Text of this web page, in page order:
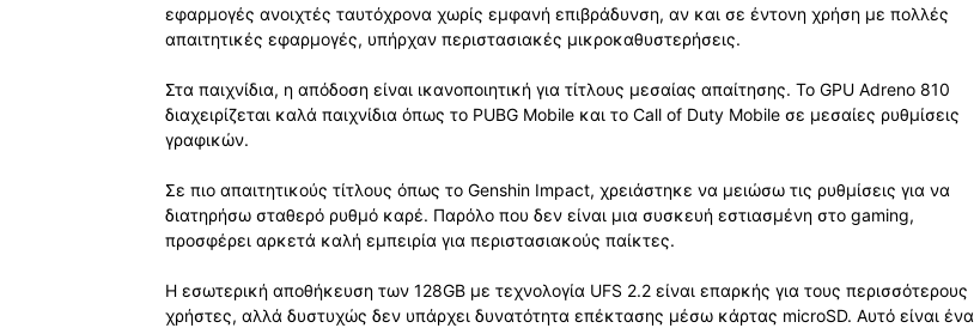
εφαρμογές ανοιχτές ταυτόχρονα χωρίς εμφανή επιβράδυνση, αν και σε έντονη χρήση με πολλές
απαιτητικές εφαρμογές, υπήρχαν περιστασιακές μικροκαθυστερήσεις.
Στα παιχνίδια, η απόδοση είναι ικανοποιητική για τίτλους μεσαίας απαίτησης. Το GPU Adreno 810
διαχειρίζεται καλά παιχνίδια όπως το PUBG Mobile και το Call of Duty Mobile σε μεσαίες ρυθμίσεις
γραφικών.
Σε πιο απαιτητικούς τίτλους όπως το Genshin Impact, χρειάστηκε να μειώσω τις ρυθμίσεις για να
διατηρήσω σταθερό ρυθμό καρέ. Παρόλο που δεν είναι μια συσκευή εστιασμένη στο gaming,
προσφέρει αρκετά καλή εμπειρία για περιστασιακούς παίκτες.
Η εσωτερική αποθήκευση των 128GB με τεχνολογία UFS 2.2 είναι επαρκής για τους περισσότερους
χρήστες, αλλά δυστυχώς δεν υπάρχει δυνατότητα επέκτασης μέσω κάρτας microSD. Αυτό είναι ένα